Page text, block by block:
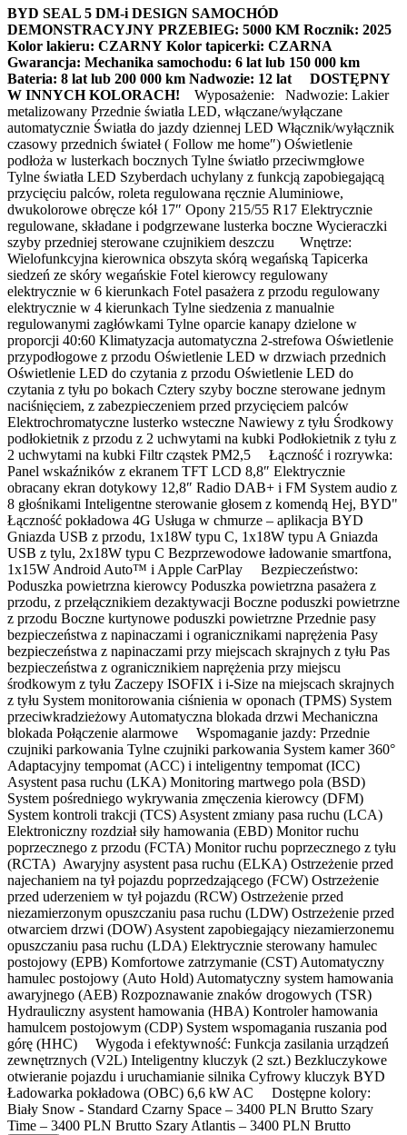
BYD SEAL 5 DM-i DESIGN SAMOCHÓD
DEMONSTRACYJNY PRZEBIEG: 5000 KM Rocznik: 2025
Kolor lakieru: CZARNY Kolor tapicerki: CZARNA
Gwarancja: Mechanika samochodu: 6 lat lub 150 000 km
Bateria: 8 lat lub 200 000 km Nadwozie: 12 lat
DOSTĘPNY
W INNYCH KOLORACH!
Wyposażenie: Nadwozie: Lakier
metalizowany Przednie światła LED, włączane/wyłączane
automatycznie Światła do jazdy dziennej LED Włącznik/wyłącznik
czasowy przednich świateł ( Follow me home″) Oświetlenie
podłoża w lusterkach bocznych Tylne światło przeciwmgłowe
Tylne światła LED Szyberdach uchylany z funkcją zapobiegającą
przycięciu palców, roleta regulowana ręcznie Aluminiowe,
dwukolorowe obręcze kół 17″ Opony 215/55 R17 Elektrycznie
regulowane, składane i podgrzewane lusterka boczne Wycieraczki
szyby przedniej sterowane czujnikiem deszczu Wnętrze:
Wielofunkcyjna kierownica obszyta skórą wegańską Tapicerka
siedzeń ze skóry wegańskie Fotel kierowcy regulowany
elektrycznie w 6 kierunkach Fotel pasażera z przodu regulowany
elektrycznie w 4 kierunkach Tylne siedzenia z manualnie
regulowanymi zagłówkami Tylne oparcie kanapy dzielone w
proporcji 40:60 Klimatyzacja automatyczna 2-strefowa Oświetlenie
przypodłogowe z przodu Oświetlenie LED w drzwiach przednich
Oświetlenie LED do czytania z przodu Oświetlenie LED do
czytania z tyłu po bokach Cztery szyby boczne sterowane jednym
naciśnięciem, z zabezpieczeniem przed przycięciem palców
Elektrochromatyczne lusterko wsteczne Nawiewy z tyłu Środkowy
podłokietnik z przodu z 2 uchwytami na kubki Podłokietnik z tyłu z
2 uchwytami na kubki Filtr cząstek PM2,5 Łączność i rozrywka:
Panel wskaźników z ekranem TFT LCD 8,8″ Elektrycznie
obracany ekran dotykowy 12,8″ Radio DAB+ i FM System audio z
8 głośnikami Inteligentne sterowanie głosem z komendą Hej, BYD"
Łączność pokładowa 4G Usługa w chmurze ‒ aplikacja BYD
Gniazda USB z przodu, 1x18W typu C, 1x18W typu A Gniazda
USB z tylu, 2x18W typu C Bezprzewodowe ładowanie smartfona,
1x15W Android Auto™ i Apple CarPlay Bezpieczeństwo:
Poduszka powietrzna kierowcy Poduszka powietrzna pasażera z
przodu, z przełącznikiem dezaktywacji Boczne poduszki powietrzne
z przodu Boczne kurtynowe poduszki powietrzne Przednie pasy
bezpieczeństwa z napinaczami i ogranicznikami naprężenia Pasy
bezpieczeństwa z napinaczami przy miejscach skrajnych z tyłu Pas
bezpieczeństwa z ogranicznikiem naprężenia przy miejscu
środkowym z tyłu Zaczepy ISOFIX i i-Size na miejscach skrajnych
z tyłu System monitorowania ciśnienia w oponach (TPMS) System
przeciwkradzieżowy Automatyczna blokada drzwi Mechaniczna
blokada Połączenie alarmowe Wspomaganie jazdy: Przednie
czujniki parkowania Tylne czujniki parkowania System kamer 360°
Adaptacyjny tempomat (ACC) i inteligentny tempomat (ICC)
Asystent pasa ruchu (LKA) Monitoring martwego pola (BSD)
System pośredniego wykrywania zmęczenia kierowcy (DFM)
System kontroli trakcji (TCS) Asystent zmiany pasa ruchu (LCA)
Elektroniczny rozdział siły hamowania (EBD) Monitor ruchu
poprzecznego z przodu (FCTA) Monitor ruchu poprzecznego z tyłu
(RCTA) Awaryjny asystent pasa ruchu (ELKA) Ostrzeżenie przed
najechaniem na tył pojazdu poprzedzającego (FCW) Ostrzeżenie
przed uderzeniem w tył pojazdu (RCW) Ostrzeżenie przed
niezamierzonym opuszczaniu pasa ruchu (LDW) Ostrzeżenie przed
otwarciem drzwi (DOW) Asystent zapobiegający niezamierzonemu
opuszczaniu pasa ruchu (LDA) Elektrycznie sterowany hamulec
postojowy (EPB) Komfortowe zatrzymanie (CST) Automatyczny
hamulec postojowy (Auto Hold) Automatyczny system hamowania
awaryjnego (AEB) Rozpoznawanie znaków drogowych (TSR)
Hydrauliczny asystent hamowania (HBA) Kontroler hamowania
hamulcem postojowym (CDP) System wspomagania ruszania pod
górę (HHC) Wygoda i efektywność: Funkcja zasilania urządzeń
zewnętrznych (V2L) Inteligentny kluczyk (2 szt.) Bezkluczykowe
otwieranie pojazdu i uruchamianie silnika Cyfrowy kluczyk BYD
Ładowarka pokładowa (OBC) 6,6 kW AC Dostępne kolory:
Biały Snow - Standard Czarny Space – 3400 PLN Brutto Szary
Time – 3400 PLN Brutto Szary Atlantis – 3400 PLN Brutto